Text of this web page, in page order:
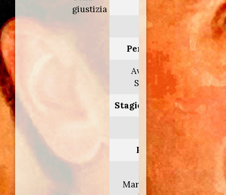
giustizia
Anno:
2003
Personaggio:
Avv. Marvin
Silverman
Stagione.Episodio:
13.13
Regia di:
Darnell
Martin/Martha